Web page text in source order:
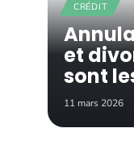
CRÉDIT
et
sont
11 mars 2026